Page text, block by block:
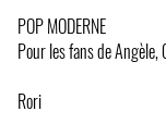
POP MODERNE
Pour les fans de Angèle,
Rori